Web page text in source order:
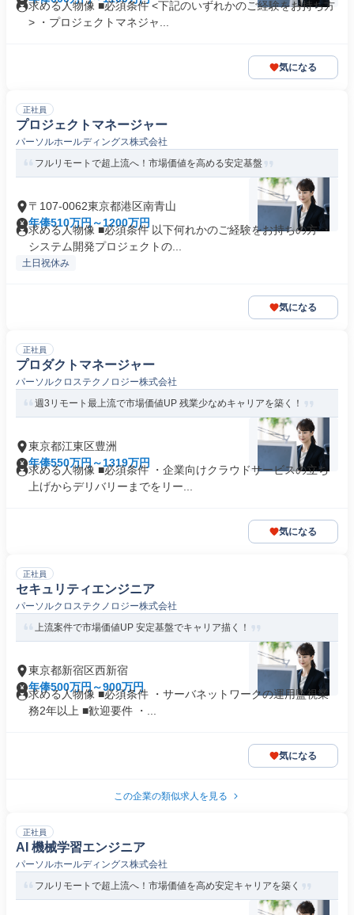
求める人物像 ■必須条件 <下記のいずれかのご経験をお持ち方
> ・プロジェクトマネジャ...
気になる
正社員
プロジェクトマネージャー
パーソルホールディングス株式会社
フルリモートで超上流へ！市場価値を高める安定基盤
〒107-0062東京都港区南青山
年俸510万円～1200万円
求める人物像 ■必須条件 以下何れかのご経験をお持ちの方 ・
システム開発プロジェクトの...
土日祝休み
気になる
正社員
プロダクトマネージャー
パーソルクロステクノロジー株式会社
週3リモート最上流で市場価値UP 残業少なめキャリアを築く！
東京都江東区豊洲
年俸550万円～1319万円
求める人物像 ■必須条件 ・企業向けクラウドサービスの立ち
上げからデリバリーまでをリー...
気になる
正社員
セキュリティエンジニア
パーソルクロステクノロジー株式会社
上流案件で市場価値UP 安定基盤でキャリア描く！
東京都新宿区西新宿
年俸500万円～900万円
求める人物像 ■必須条件 ・サーバネットワークの運用監視業
務2年以上 ■歓迎要件 ・...
気になる
この企業の類似求人を見る
正社員
AI 機械学習エンジニア
パーソルホールディングス株式会社
フルリモートで超上流へ！市場価値を高め安定キャリアを築く